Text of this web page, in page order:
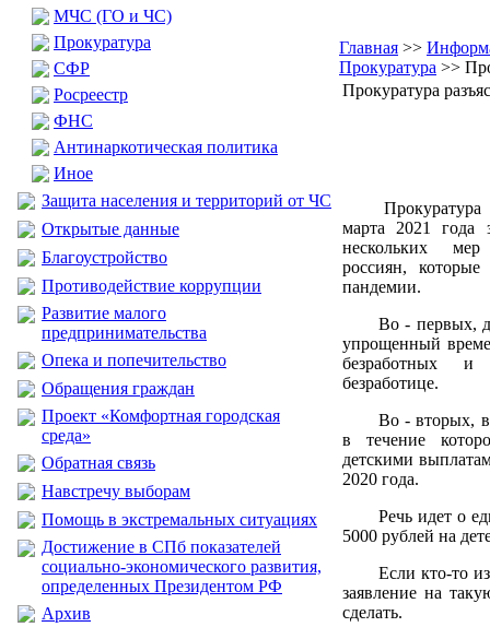
МЧС (ГО и ЧС)
Прокуратура
CФР
Росреестр
ФНС
Антинаркотическая политика
Иное
Защита населения и территорий от ЧС
Открытые данные
Благоустройство
Противодействие коррупции
Развитие малого
предпринимательства
Опека и попечительство
Обращения граждан
Проект «Комфортная городская
среда»
Обратная связь
Навстречу выборам
Помощь в экстремальных ситуациях
Достижение в СПб показателей
социально-экономического развития,
определенных Президентом РФ
Архив
Главная >>
Прокуратура >>
Прокуратура
марта 2021 года
нескольких
россиян,
пандемии.
Во - первых,
упрощенный
безработных
безработице.
Во - вторых, в
в течение
детскими
2020 года.
Речь идет о
5000 рублей на
Если кто-то
заявление на
сделать.